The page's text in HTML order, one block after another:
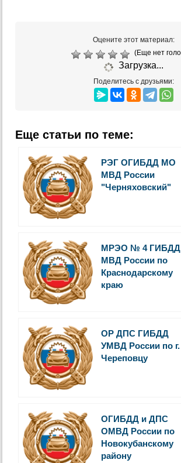
Оцените этот материал:
(Еще нет
Загрузка...
Поделитесь с друзьями:
Еще статьи по теме:
РЭГ ОГИБДД МО
МВД России
"Черняховский"
МРЭО № 4 ГИБДД
МВД России по
Краснодарскому
краю
ОР ДПС ГИБДД
УМВД России по г.
Череповцу
ОГИБДД и ДПС
ОМВД России по
Новокубанскому
району